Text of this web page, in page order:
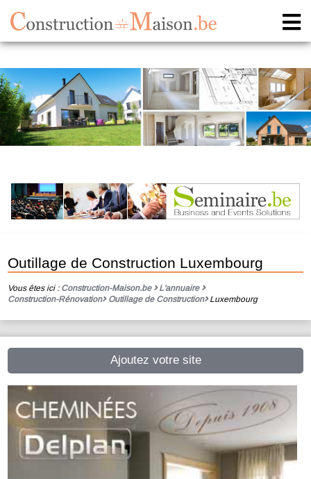
Outillage de Construction Luxembourg
Vous êtes ici : Construction-Maison.be
L'annuaire
Construction-Rénovation
Outillage de Construction Luxembourg
Ajoutez votre site